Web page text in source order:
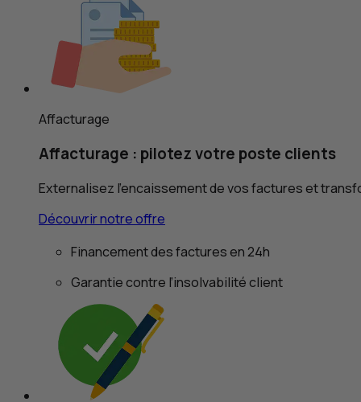
Affacturage
Affacturage : pilotez votre poste clients
Externalisez l'encaissement de vos factures et
Découvrir notre offre
Financement des factures en 24h
Garantie contre l’insolvabilité client